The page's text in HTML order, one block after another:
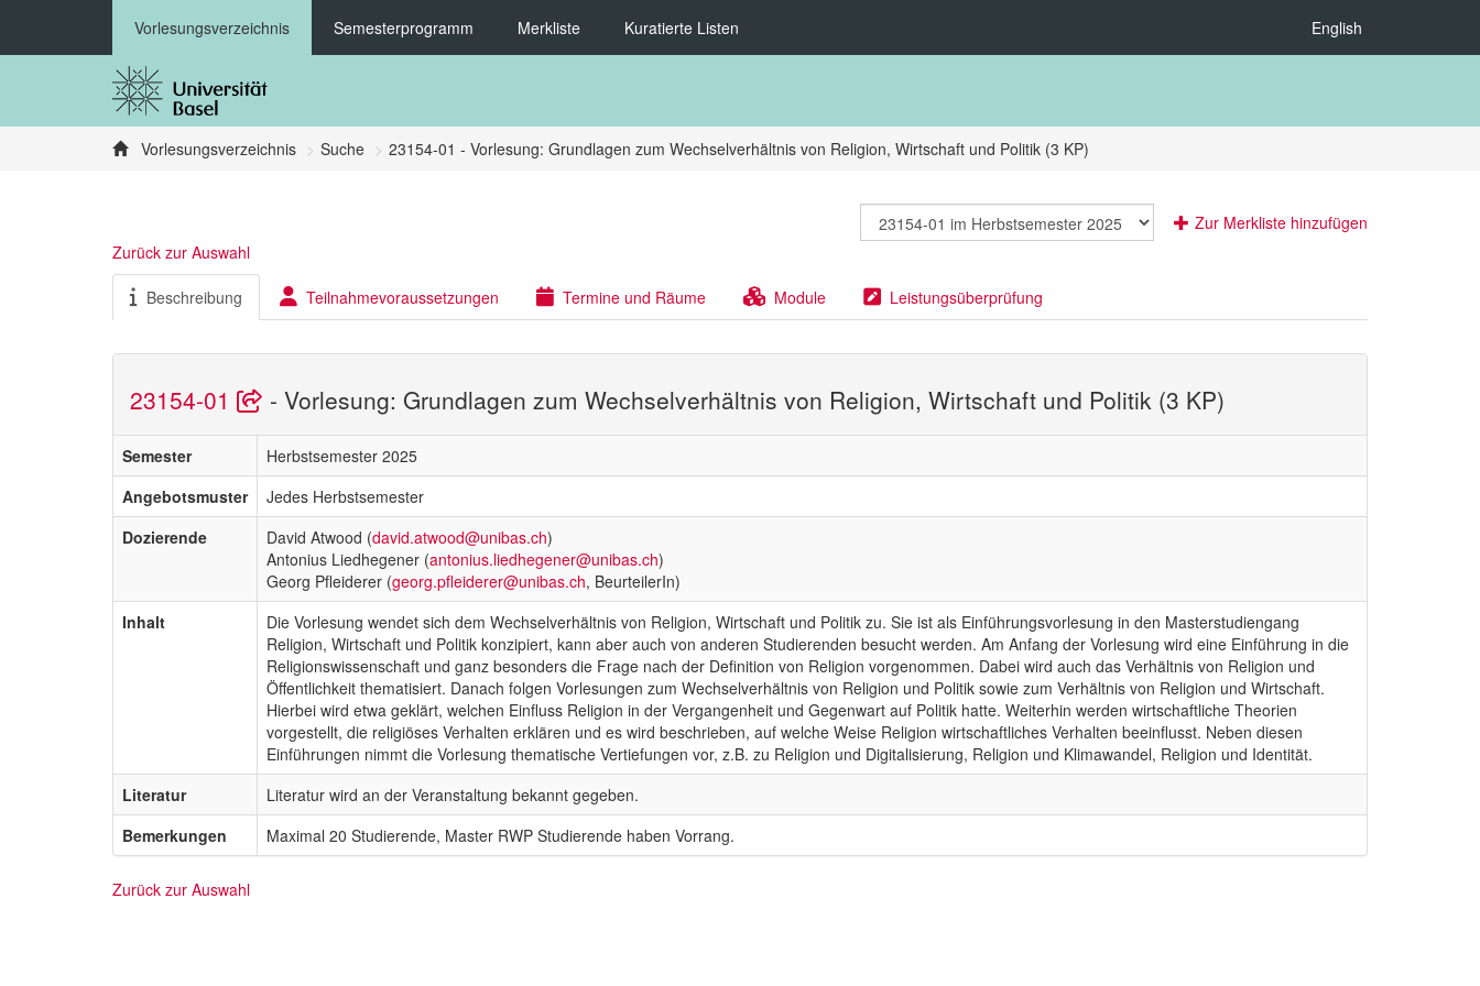
Vorlesungsverzeichnis Semesterprogramm Merkliste Kuratierte Listen English
Vorlesungsverzeichnis Suche 23154-01 - Vorlesung: Grundlagen zum Wechselverhältnis von Religion, Wirtschaft und Politik (3 KP)
Zur Merkliste hinzufügen
Zurück zur Auswahl
Beschreibung Teilnahmevoraussetzungen Termine und Räume Module Leistungsüberprüfung
23154-01 - Vorlesung: Grundlagen zum Wechselverhältnis von Religion, Wirtschaft und Politik (3 KP)
Semester
Herbstsemester 2025
Angebotsmuster
Jedes Herbstsemester
Dozierende
David Atwood (david.atwood@unibas.ch)
Antonius Liedhegener (antonius.liedhegener@unibas.ch)
Georg Pfleiderer (georg.pfleiderer@unibas.ch, BeurteilerIn)
Inhalt
Die Vorlesung wendet sich dem Wechselverhältnis von Religion, Wirtschaft und Politik zu. Sie ist als Einführungsvorlesung in den Masterstudiengang
Religion, Wirtschaft und Politik konzipiert, kann aber auch von anderen Studierenden besucht werden. Am Anfang der Vorlesung wird eine Einführung in die
Religionswissenschaft und ganz besonders die Frage nach der Definition von Religion vorgenommen. Dabei wird auch das Verhältnis von Religion und
Öffentlichkeit thematisiert. Danach folgen Vorlesungen zum Wechselverhältnis von Religion und Politik sowie zum Verhältnis von Religion und Wirtschaft.
Hierbei wird etwa geklärt, welchen Einfluss Religion in der Vergangenheit und Gegenwart auf Politik hatte. Weiterhin werden wirtschaftliche Theorien
vorgestellt, die religiöses Verhalten erklären und es wird beschrieben, auf welche Weise Religion wirtschaftliches Verhalten beeinflusst. Neben diesen
Einführungen nimmt die Vorlesung thematische Vertiefungen vor, z.B. zu Religion und Digitalisierung, Religion und Klimawandel, Religion und Identität.
Literatur
Literatur wird an der Veranstaltung bekannt gegeben.
Bemerkungen
Maximal 20 Studierende, Master RWP Studierende haben Vorrang.
Zurück zur Auswahl